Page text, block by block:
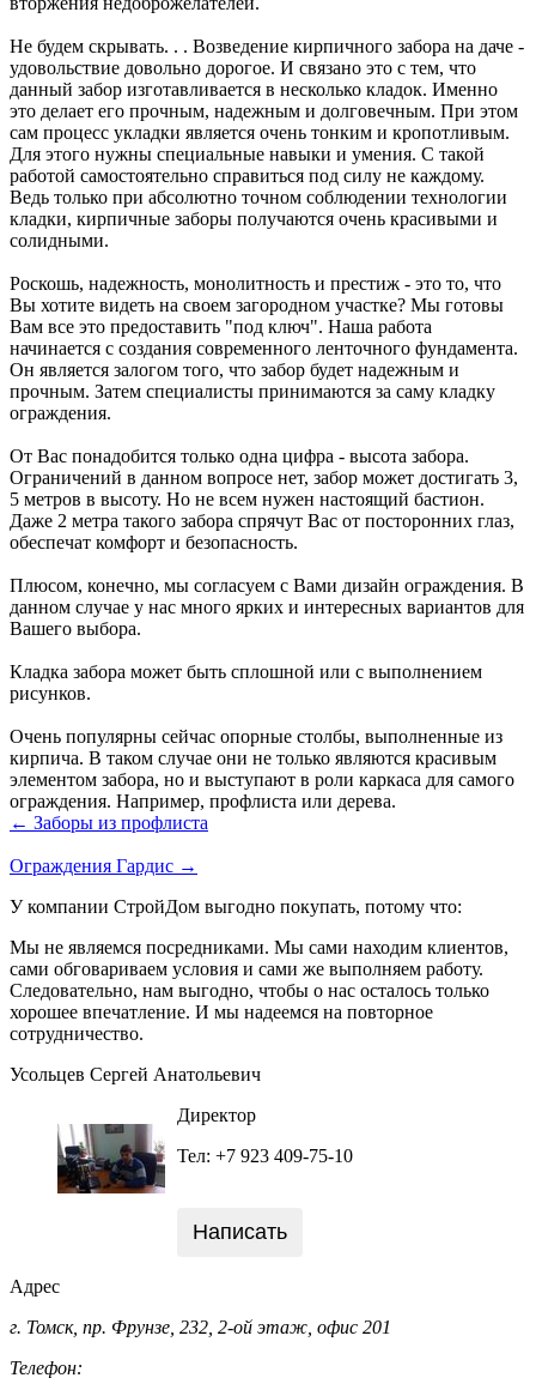
Не будем скрывать. . . Возведение кирпичного забора на даче -
удовольствие довольно дорогое. И связано это с тем, что
данный забор изготавливается в несколько кладок. Именно
это делает его прочным, надежным и долговечным. При этом
сам процесс укладки является очень тонким и кропотливым.
Для этого нужны специальные навыки и умения. С такой
работой самостоятельно справиться под силу не каждому.
Ведь только при абсолютно точном соблюдении технологии
кладки, кирпичные заборы получаются очень красивыми и
солидными.
Роскошь, надежность, монолитность и престиж - это то, что
Вы хотите видеть на своем загородном участке? Мы готовы
Вам все это предоставить "под ключ". Наша работа
начинается с создания современного ленточного фундамента.
Он является залогом того, что забор будет надежным и
прочным. Затем специалисты принимаются за саму кладку
ограждения.
От Вас понадобится только одна цифра - высота забора.
Ограничений в данном вопросе нет, забор может достигать 3,
5 метров в высоту. Но не всем нужен настоящий бастион.
Даже 2 метра такого забора спрячут Вас от посторонних глаз,
обеспечат комфорт и безопасность.
Плюсом, конечно, мы согласуем с Вами дизайн ограждения. В
данном случае у нас много ярких и интересных вариантов для
Вашего выбора.
Кладка забора может быть сплошной или с выполнением
рисунков.
Очень популярны сейчас опорные столбы, выполненные из
кирпича. В таком случае они не только являются красивым
элементом забора, но и выступают в роли каркаса для самого
ограждения. Например, профлиста или дерева.
← Заборы из профлиста
Ограждения Гардис →
У компании СтройДом выгодно покупать, потому что:
Мы не являемся посредниками. Мы сами находим клиентов,
сами обговариваем условия и сами же выполняем работу.
Следовательно, нам выгодно, чтобы о нас осталось только
хорошее впечатление. И мы надеемся на повторное
сотрудничество.
Усольцев Сергей Анатольевич
Директор
Тел: +7 923 409-75-10
Написать
Адрес
г. Томск, пр. Фрунзе, 232, 2-ой этаж, офис 201
Телефон: